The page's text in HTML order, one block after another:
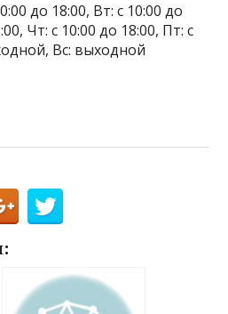
до 18:00, Вт: с 10:00 до
Чт: с 10:00 до 18:00, Пт: с
Вс: выходной